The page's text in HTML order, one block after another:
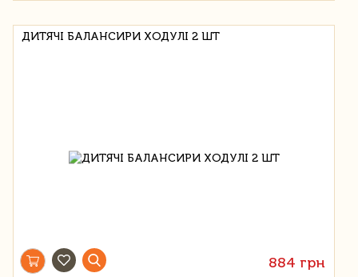
ДИТЯЧІ БАЛАНСИРИ ХОДУЛІ 2 ШТ
884 грн